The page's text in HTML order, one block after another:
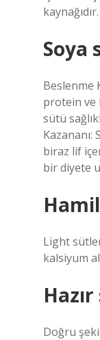
Soya
Beslenme
protein ve
sütü
biraz lif
bir diyete
Light
kalsiyum
Doğru